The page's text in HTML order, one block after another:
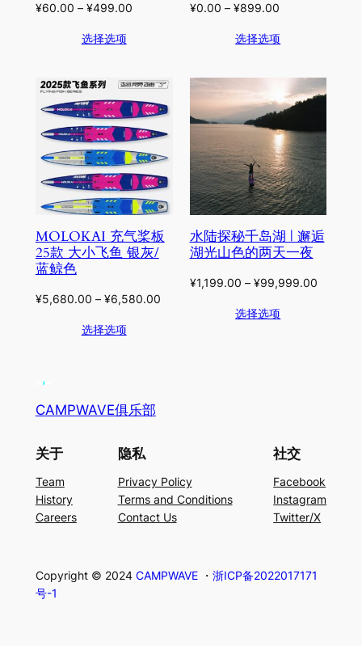
¥60.00 – ¥499.00
选择选项
¥0.00 – ¥899.00
选择选项
MOLOKAI 充气桨板
25款 大小飞鱼 银灰/
蓝鲸色
¥5,680.00 – ¥6,580.00
选择选项
水陆探秘千岛湖 | 邂逅
湖光山色的两天一夜
¥1,199.00 – ¥99,999.00
选择选项
CAMPWAVE俱乐部
关于
Team
History
Careers
隐私
Privacy Policy
Terms and Conditions
Contact Us
社交
Facebook
Instagram
Twitter/X
Copyright © 2024 CAMPWAVE・ 浙ICP备2022017171
号-1